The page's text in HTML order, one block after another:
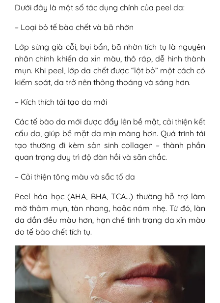
VI - Khi peel da, cần chú ý gì để tránh bị
VII - Da bị bỏng sau peel - Giải đáp 4 thắc
mắc thường gặp
1. Làm sao để phân biệt giữa bong
tróc da bình thường và bỏng da sau
peel?
2. Bao lâu làn da sẽ phục hồi sau khi
bị bỏng da do peel?
sử dụng các sản phẩm chăm sóc da
trước đó không?
4. Sau khi da phục hồi, tôi có thể tiếp
tục peel không?
Dưới đây là một số tác dụng chính của peel da:
– Loại bỏ tế bào chết và bã nhờn
Lớp sừng già cỗi, bụi bẩn, bã nhờn tích tụ là nguyên
nhân chính khiến da xỉn màu, thô ráp, dễ hình thành
mụn. Khi peel, lớp da chết được “lột bỏ” một cách có
kiểm soát, da trở nên thông thoáng và sáng hơn.
– Kích thích tái tạo da mới
Các tế bào da mới được đẩy lên bề mặt, cải thiện kết
cấu da, giúp bề mặt da mịn màng hơn. Quá trình tái
tạo thường đi kèm sản sinh collagen – thành phần
quan trọng duy trì độ đàn hồi và săn chắc.
– Cải thiện tông màu và sắc tố da
Peel hóa học (AHA, BHA, TCA…) thường hỗ trợ làm
mờ thâm mụn, tàn nhang, hoặc nám nhẹ. Từ đó, làn
da dần đều màu hơn, hạn chế tình trạng da xỉn màu
do tế bào chết tích tụ.